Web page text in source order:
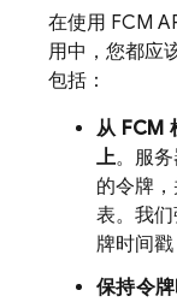
在使用 FCM
用中，您都应
包括：
从 FCM
上。服
的令牌
表。我
牌时间戳
保持令